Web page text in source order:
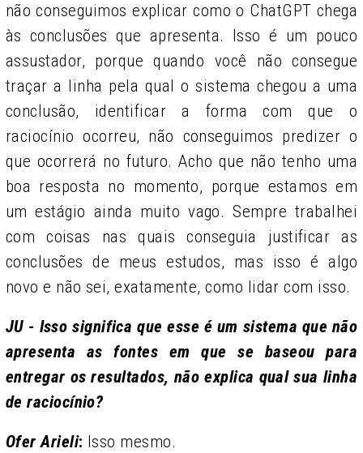
não conseguimos explicar como o ChatGPT chega
às conclusões que apresenta. Isso é um pouco
assustador, porque quando você não consegue
traçar a linha pela qual o sistema chegou a uma
conclusão, identificar a forma com que o
raciocínio ocorreu, não conseguimos predizer o
que ocorrerá no futuro. Acho que não tenho uma
boa resposta no momento, porque estamos em
um estágio ainda muito vago. Sempre trabalhei
com coisas nas quais conseguia justificar as
conclusões de meus estudos, mas isso é algo
novo e não sei, exatamente, como lidar com isso.
JU - Isso significa que esse é um sistema que não
apresenta as fontes em que se baseou para
entregar os resultados, não explica qual sua linha
de raciocínio?
Ofer Arieli: Isso mesmo.